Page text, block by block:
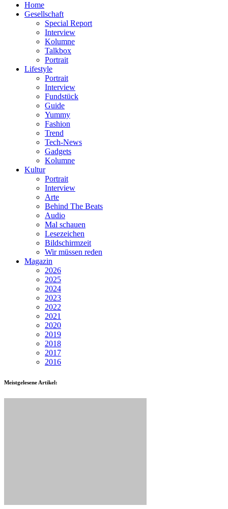
Home
Gesellschaft
Special Report
Interview
Kolumne
Talkbox
Portrait
Lifestyle
Portrait
Interview
Fundstück
Guide
Yummy
Fashion
Trend
Tech-News
Gadgets
Kolumne
Kultur
Portrait
Interview
Arte
Behind The Beats
Audio
Mal schauen
Lesezeichen
Bildschirmzeit
Wir müssen reden
Magazin
2026
2025
2024
2023
2022
2021
2020
2019
2018
2017
2016
Meistgelesene Artikel: